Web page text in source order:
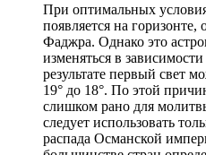
При оптимальных
появляется на горизонте,
Фаджра. Однако это
изменяться в
результате первый свет
19° до 18°. По этой
слишком рано для
следует использовать
распада Османской